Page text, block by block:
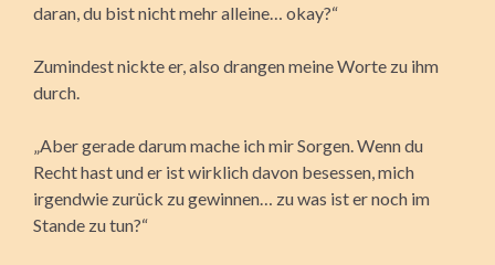
daran, du bist nicht mehr alleine… okay?“
Zumindest nickte er, also drangen meine Worte zu ihm
durch.
„Aber gerade darum mache ich mir Sorgen. Wenn du
Recht hast und er ist wirklich davon besessen, mich
irgendwie zurück zu gewinnen… zu was ist er noch im
Stande zu tun?“